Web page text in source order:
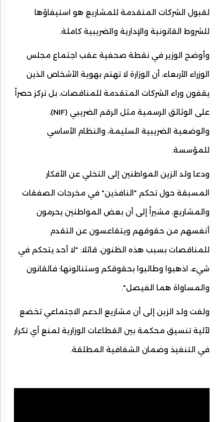
لقبول الشركات المتقدمة للمشاريع هو استيفاؤها
للشروط القانونية والإدارية والضريبية كاملة.
وأوضح الوزير في نقطة صحفية عقب اجتماع مجلس
الوزراء الأربعاء، أن الوزارة لا تهتم بهوية الأشخاص الذين
يقفون وراء الشركات المتقدمة للمناقصات، بل تركز حصراً
على الوثائق الرسمية مثل الرقم الضريبي (NIF)،
والوضعية الضريبية السليمة، والنظام الأساسي
للمؤسسة.
ودعا ولد الزين المواطنين إلى التخلي عن الأفكار
المسبقة حول تحكم "النافذين" في مخرجات الصفقات
والمشاريع، مشيراً إلى أن بعض المواطنين يحرمون
أنفسهم من حقوقهم ويتقاعسون عن التقدم
للمناقصات بسبب هذه الظنون، قائلا: "لا أحد يتحكم في
شيء، اذهبوا وطالبوا بحقوقكم وستنالونها؛ فالقانون
والمساواة هما الفيصل".
ولفت ولد الزين إلى أن مشاريع الدعم الاجتماعي تخضع
لآلية تنسيق محكمة بين القطاعات الوزارية لمنع أي تكرار
في التنفيذ وضمان الشفافية المطلقة.